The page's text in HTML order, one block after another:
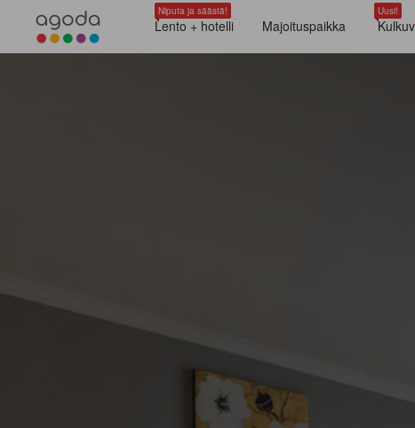
Niputa ja säästä!
Lento + hotelli Majoituspaikka
Uusi!